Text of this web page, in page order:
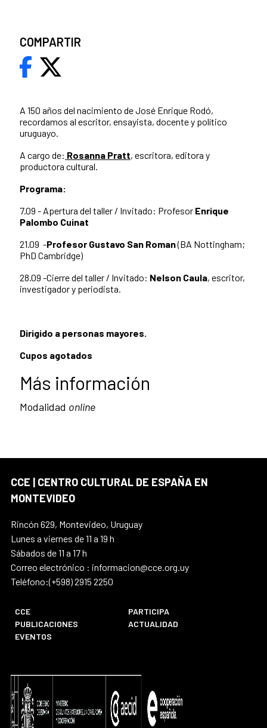
A 150 años del nacimiento de José Enrique Rodó,
recordamos al escritor, ensayista, docente y político
uruguayo.
A cargo de: Rosanna Pratt, escritora, editora y
productora cultural.
Programa:
7.09 - Apertura del taller / Invitado: Profesor Enrique
Palombo Cuinat
21.09 -Profesor Gustavo San Roman(BA Nottingham;
PhD Cambridge)
28.09 -Cierre del taller / Invitado: Nelson Caula, escritor,
investigador y periodista.
Dirigido a personas mayores.
Cupos agotados
Más información
Modalidad online
COMPARTIR
CCE | CENTRO CULTURAL DE ESPAÑA EN
MONTEVIDEO
Rincón 629, Montevideo, Uruguay
Lunes a viernes de 11 a 19 h
Sábados de 11 a 17 h
Correo electrónico : informacion@cce.org.uy
Teléfono:(+598) 2915 2250
CCE
PARTICIPA
PUBLICACIONES
ACTUALIDAD
EVENTOS